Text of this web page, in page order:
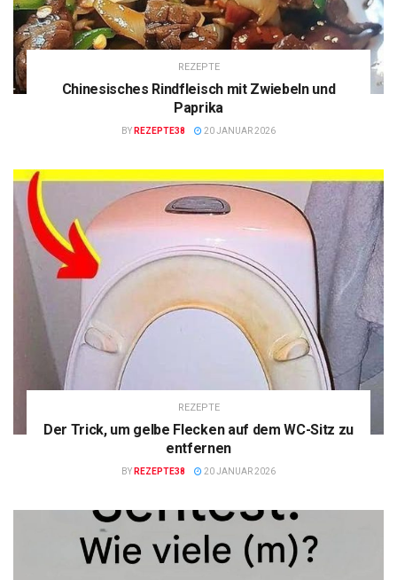
REZEPTE
Chinesisches Rindfleisch mit Zwiebeln und
Paprika
BY REZEPTE38 20 JANUAR 2026
REZEPTE
Der Trick, um gelbe Flecken auf dem WC-Sitz zu
entfernen
BY REZEPTE38 20 JANUAR 2026